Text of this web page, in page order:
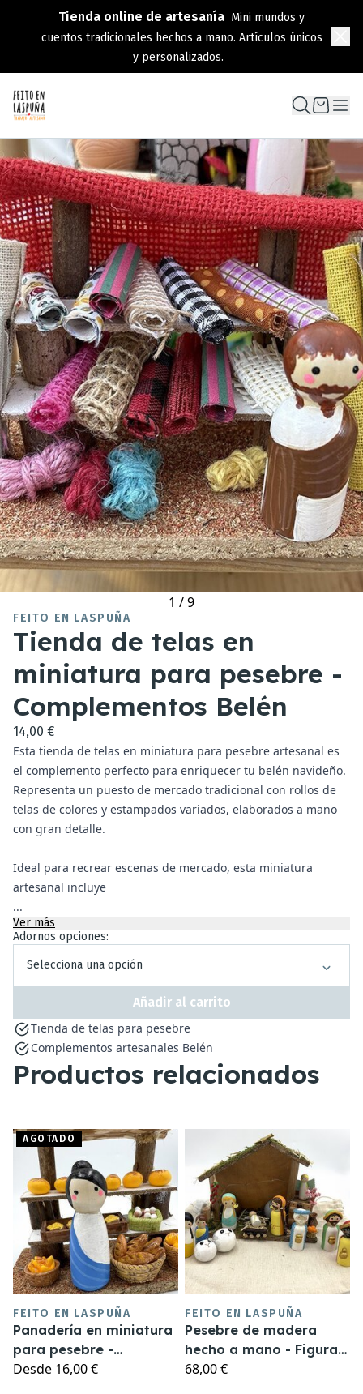
Tienda online de artesanía Mini mundos y
cuentos tradicionales hechos a mano. Artículos únicos
y personalizados.
1 /9
FEITO EN LASPUÑA
Tienda de telas en
miniatura para pesebre -
Complementos Belén
14,00 €
Esta tienda de telas en miniatura para pesebre artesanal es
el complemento perfecto para enriquecer tu belén navideño.
Representa un puesto de mercado tradicional con rollos de
telas de colores y estampados variados, elaborados a mano
con gran detalle.
Ideal para recrear escenas de mercado, esta miniatura
artesanal incluye
...
Ver más
Adornos opciones:
Selecciona una opción
Añadir al carrito
Tienda de telas para pesebre
Complementos artesanales Belén
Productos relacionados
AGOTADO
FEITO EN LASPUÑA
Panadería en miniatura
para pesebre -
Complementos Belén
Desde 16,00 €
FEITO EN LASPUÑA
Pesebre de madera
hecho a mano - Figuras
de 6,5cm
68,00 €